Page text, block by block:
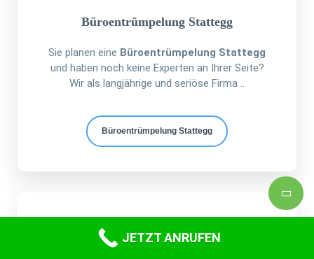
Büroentrümpelung Stattegg
Sie planen eine Büroentrümpelung Stattegg
und haben noch keine Experten an Ihrer Seite?
Wir als langjährige und seriöse Firma ..
Büroentrümpelung Stattegg
JETZT ANRUFEN